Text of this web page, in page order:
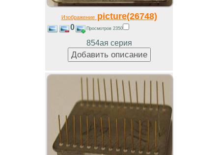
Изображениеpicture(26748)
0 Просмотров 2350
854ая серия